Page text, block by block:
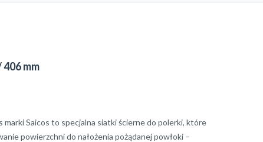
mm
marki Saicos to specjalna siatki ścierne do polerki, które
powierzchni do nałożenia pożądanej powłoki –